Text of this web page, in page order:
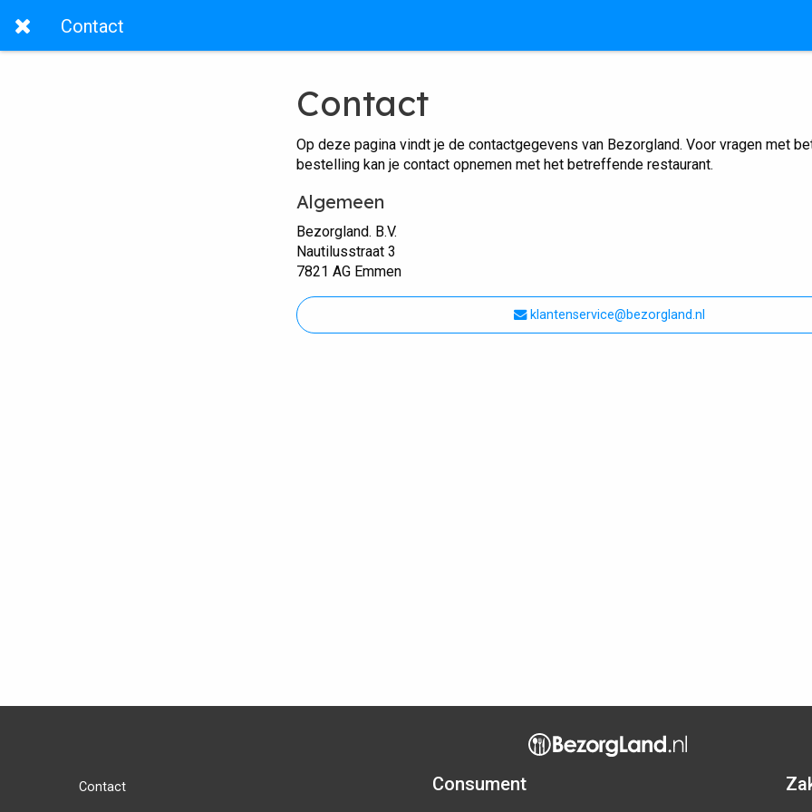
Contact
Contact
Op deze pagina vindt je de contactgegevens van Bezorgland. Voor vragen met
bestelling kan je contact opnemen met het betreffende restaurant.
Algemeen
Bezorgland. B.V.
Nautilusstraat 3
7821 AG Emmen
klantenservice@bezorgland.nl
Contact Consument